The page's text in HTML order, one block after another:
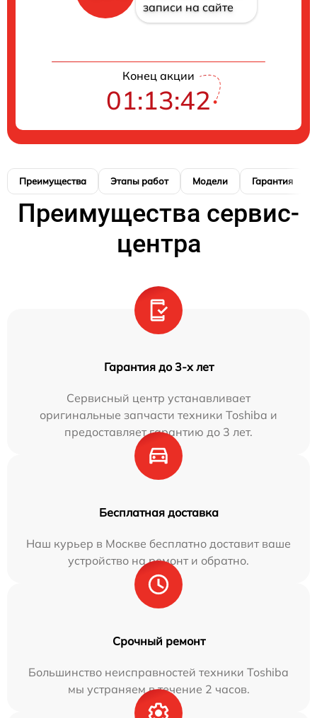
записи на сайте
Конец акции
01:13:41
Преимущества Этапы работ Модели Гарантия
Преимущества сервис-
центра
Гарантия до 3-х лет
Сервисный центр устанавливает
оригинальные запчасти техники Toshiba и
предоставляет гарантию до 3 лет.
Бесплатная доставка
Наш курьер в Москве бесплатно доставит ваше
устройство на ремонт и обратно.
Срочный ремонт
Большинство неисправностей техники Toshiba
мы устраняем в течение 2 часов.